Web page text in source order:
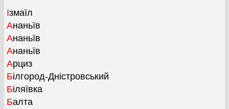
Ізмаїл
Ананьїв
Ананьїв
Ананьїв
Арциз
Білгород-Дністровський
Біляївка
Балта